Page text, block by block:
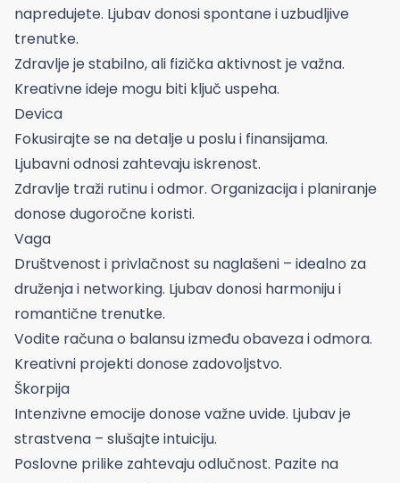
napredujete. Ljubav donosi spontane i uzbudljive
trenutke.
Zdravlje je stabilno, ali fizička aktivnost je važna.
Kreativne ideje mogu biti ključ uspeha.
Devica
Fokusirajte se na detalje u poslu i finansijama.
Ljubavni odnosi zahtevaju iskrenost.
Zdravlje traži rutinu i odmor. Organizacija i planiranje
donose dugoročne koristi.
Vaga
Društvenost i privlačnost su naglašeni – idealno za
druženja i networking. Ljubav donosi harmoniju i
romantične trenutke.
Vodite računa o balansu između obaveza i odmora.
Kreativni projekti donose zadovoljstvo.
Škorpija
Intenzivne emocije donose važne uvide. Ljubav je
strastvena – slušajte intuiciju.
Poslovne prilike zahtevaju odlučnost. Pazite na